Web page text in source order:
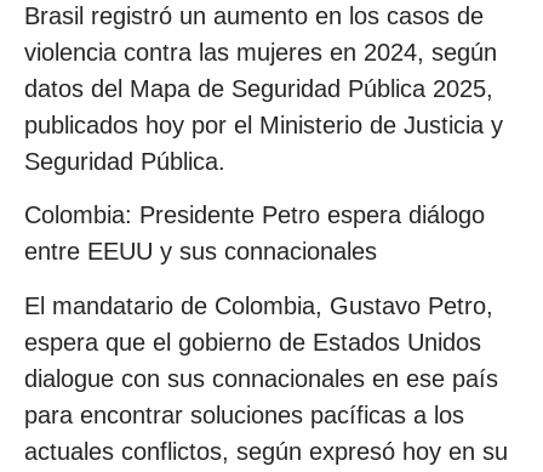
Brasil registró un aumento en los casos de
violencia contra las mujeres en 2024, según
datos del Mapa de Seguridad Pública 2025,
publicados hoy por el Ministerio de Justicia y
Seguridad Pública.
Colombia: Presidente Petro espera diálogo
entre EEUU y sus connacionales
El mandatario de Colombia, Gustavo Petro,
espera que el gobierno de Estados Unidos
dialogue con sus connacionales en ese país
para encontrar soluciones pacíficas a los
actuales conflictos, según expresó hoy en su